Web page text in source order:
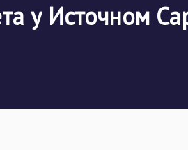
у Источном